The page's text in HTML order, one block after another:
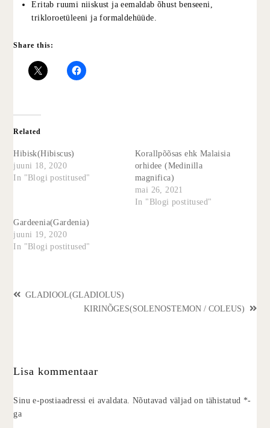
Eritab ruumi niiskust ja eemaldab õhust benseeni,
trikloroetüleeni ja formaldehüüde.
Share this:
Related
Hibisk(Hibiscus)
juuni 18, 2020
In "Blogi postitused"
Korallpõõsas ehk Malaisia
orhidee (Medinilla
magnifica)
mai 26, 2021
In "Blogi postitused"
Gardeenia(Gardenia)
juuni 19, 2020
In "Blogi postitused"
GLADIOOL(GLADIOLUS)
KIRINÕGES(SOLENOSTEMON / COLEUS)
Lisa kommentaar
Sinu e-postiaadressi ei avaldata. Nõutavad väljad on tähistatud *-
ga